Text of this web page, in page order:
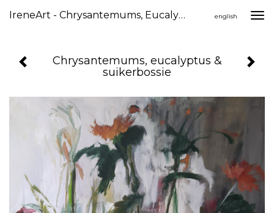
IreneArt - Chrysantemums, Eucalyptus & Suikerbossie english
Chrysantemums, eucalyptus &
suikerbossie